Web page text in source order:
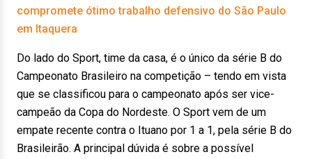
compromete ótimo trabalho defensivo do São Paulo
em Itaquera
Do lado do Sport, time da casa, é o único da série B do
Campeonato Brasileiro na competição – tendo em vista
que se classificou para o campeonato após ser vice-
campeão da Copa do Nordeste. O Sport vem de um
empate recente contra o Ituano por 1 a 1, pela série B do
Brasileirão. A principal dúvida é sobre a possível